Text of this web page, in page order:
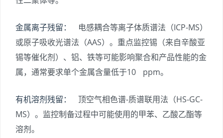
金属离子残留：
电感耦合等离子体质谱法（ICP-MS）
或原子吸收光谱法（AAS）。重点监控锡（来自辛酸亚
锡等催化剂）、铝、铁等可能影响聚合和产品性能的金
属，通常要求单个金属含量低于10 ppm。
有机溶剂残留：
顶空气相色谱-质谱联用法（HS-GC-
MS）。监控制备过程中可能使用的甲苯、乙酸乙酯等
溶剂。